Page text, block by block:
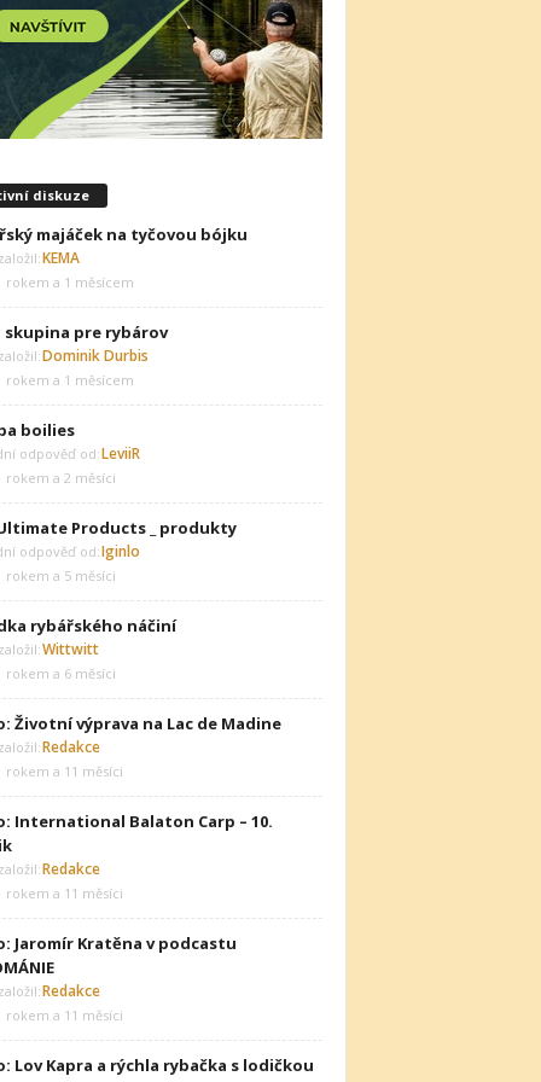
diskuze
majáček na tyčovou bójku
KEMA
rokem a 1 měsícem
skupina pre rybárov
Dominik Durbis
rokem a 1 měsícem
boilies
odpověď od:LeviiR
rokem a 2 měsíci
Products _ produkty
odpověď od:Iginlo
rokem a 5 měsíci
rybářského náčiní
Wittwitt
rokem a 6 měsíci
Životní výprava na Lac de Madine
Redakce
rokem a 11 měsíci
International Balaton Carp – 10.
Redakce
rokem a 11 měsíci
Jaromír Kratěna v podcastu
Redakce
rokem a 11 měsíci
Lov Kapra a rýchla rybačka s lodičkou